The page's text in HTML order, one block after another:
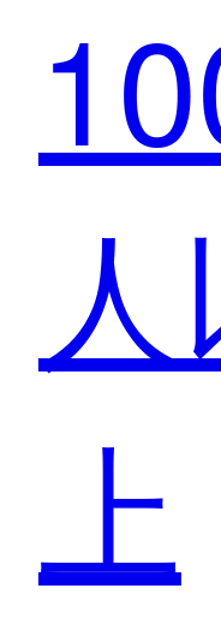
运营
上